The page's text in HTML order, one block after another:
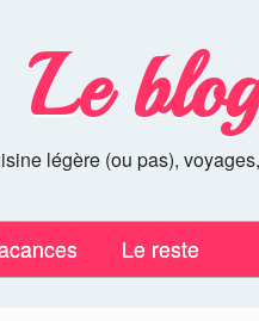
Le
légère (ou pas),
Le reste